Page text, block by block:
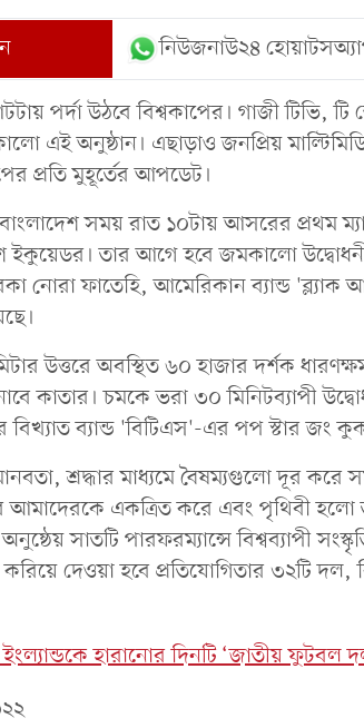
নিউজনাউ২৪
পর্দা উঠবে বিশ্বকাপের। গাজী টিভি,
এই অনুষ্ঠান। এছাড়াও জনপ্রিয়
প্রতি মুহূর্তের আপডেট।
বাংলাদেশ সময় রাত ১০টায় আসরের প্রথম
তার আগে হবে জমকালো উদ্বোধনী
নোরা ফাতেহি, আমেরিকান ব্যান্ড
উত্তরে অবস্থিত ৬০ হাজার দর্শক
কাতার। চমকে ভরা ৩০ মিনিটব্যাপী
বিখ্যাত ব্যান্ড 'বিটিএস'-এর পপ স্টার জং
শ্রদ্ধার মাধ্যমে বৈষম্যগুলো দূর করে
আমাদেরকে একত্রিত করে এবং পৃথিবী
অনুষ্ঠেয় সাতটি পারফরম্যান্সে বিশ্বব্যাপী
দেওয়া হবে প্রতিযোগিতার ৩২টি
ইংল্যান্ডকে হারানোর দিনটি ‘জাতীয়